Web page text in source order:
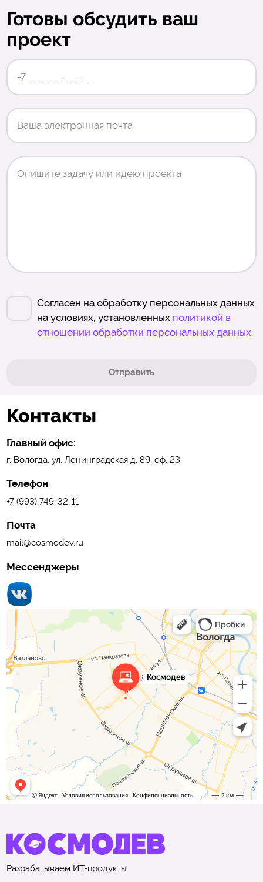
Готовы обсудить ваш
проект
Согласен на обработку персональных данных
на условиях, установленных политикой в
отношении обработки персональных данных
Отправить
Контакты
Главный офис:
г. Вологда, ул. Ленинградская д. 89, оф. 23
Телефон
+7 (993) 749-32-11
Почта
mail@cosmodev.ru
Мессенджеры
Разрабатываем ИТ-продукты